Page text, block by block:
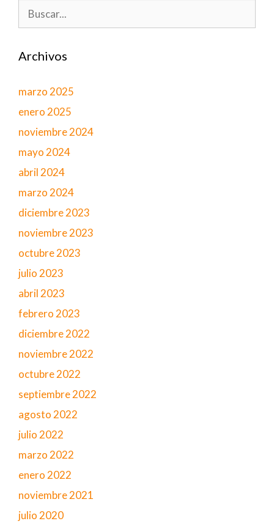
Buscar:
Archivos
marzo 2025
enero 2025
noviembre 2024
mayo 2024
abril 2024
marzo 2024
diciembre 2023
noviembre 2023
octubre 2023
julio 2023
abril 2023
febrero 2023
diciembre 2022
noviembre 2022
octubre 2022
septiembre 2022
agosto 2022
julio 2022
marzo 2022
enero 2022
noviembre 2021
julio 2020